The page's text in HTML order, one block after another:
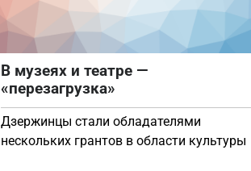
В музеях и театре —
«перезагрузка»
Дзержинцы стали обладателями
нескольких грантов в области культуры